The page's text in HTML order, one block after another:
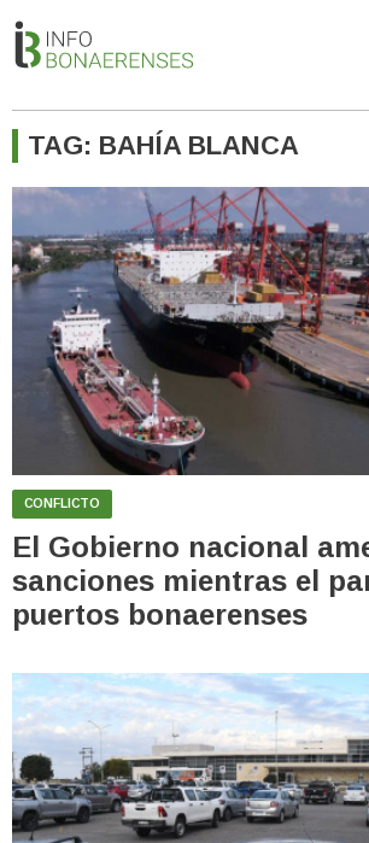
TAG: BAHÍA BLANCA
CONFLICTO
El Gobierno nacional
sanciones mientras el
puertos bonaerenses